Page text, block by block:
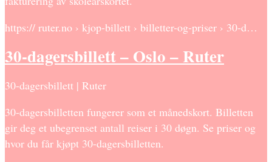
https:// ruter.no › kjop-billett › billetter-og-priser › 30-d…
30-dagersbillett – Oslo – Ruter
30-dagersbillett | Ruter
30-dagersbilletten fungerer som et månedskort. Billetten
gir deg et ubegrenset antall reiser i 30 døgn. Se priser og
hvor du får kjøpt 30-dagersbilletten.